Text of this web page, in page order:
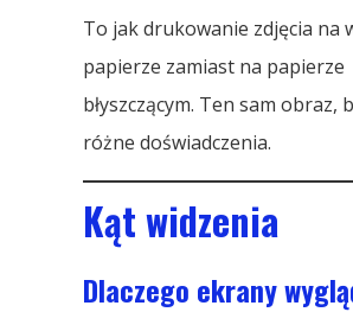
To jak drukowanie zdjęcia na
papierze zamiast na papierze
błyszczącym. Ten sam obraz,
różne doświadczenia.
Kąt widzenia
Dlaczego ekrany